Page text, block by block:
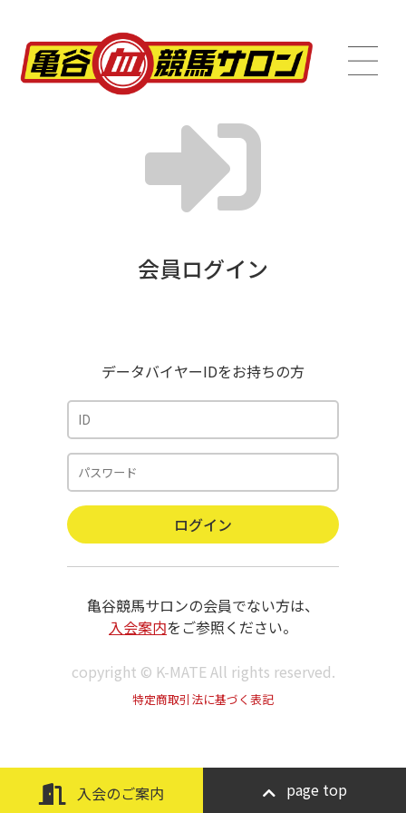
会員ログイン
データバイヤーIDをお持ちの方
亀谷競馬サロンの会員でない方は、
入会案内をご参照ください。
copyright © K-MATE All rights reserved.
特定商取引法に基づく表記
入会のご案内 page top